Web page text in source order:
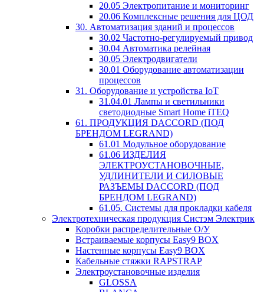
20.05 Электропитание и мониторинг
20.06 Комплексные решения для ЦОД
30. Автоматизация зданий и процессов
30.02 Частотно-регулируемый привод
30.04 Автоматика релейная
30.05 Электродвигатели
30.01 Оборудование автоматизации
процессов
31. Оборудование и устройства IoT
31.04.01 Лампы и светильники
светодиодные Smart Home iTEQ
61. ПРОДУКЦИЯ DACCORD (ПОД
БРЕНДОМ LEGRAND)
61.01 Модульное оборудование
61.06 ИЗДЕЛИЯ
ЭЛЕКТРОУСТАНОВОЧНЫЕ,
УДЛИНИТЕЛИ И СИЛОВЫЕ
РАЗЪЕМЫ DACCORD (ПОД
БРЕНДОМ LEGRAND)
61.05. Системы для прокладки кабеля
Электротехническая продукция Систэм Электрик
Коробки распределительные О/У
Встраиваемые корпусы Easy9 BOX
Настенные корпусы Easy9 BOX
Кабельные стяжки RAPSTRAP
Электроустановочные изделия
GLOSSA